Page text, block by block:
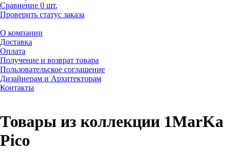
Сравнение 0 шт.
Проверить статус заказа
О компании
Доставка
Оплата
Получение и возврат товара
Пользовательское соглашение
Дизайнерам и Архитекторам
Контакты
Товары из коллекции 1MarKa
Pico